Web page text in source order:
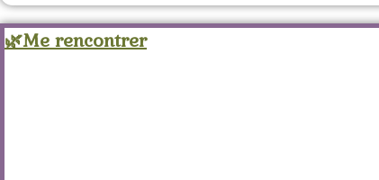
🌿Me rencontrer